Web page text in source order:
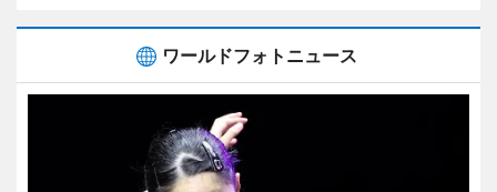
ワールドフォトニュース